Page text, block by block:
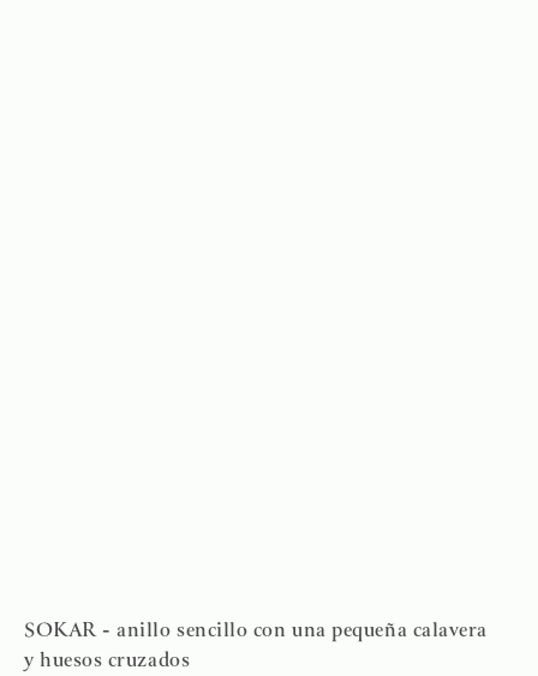
SOKAR - anillo sencillo con una pequeña calavera
y huesos cruzados